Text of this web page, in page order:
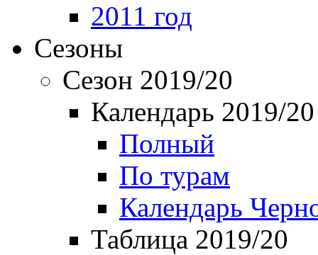
2011 год
Сезоны
Сезон 2019/20
Календарь 2019/20
Полный
По турам
Календарь
Таблица 2019/20